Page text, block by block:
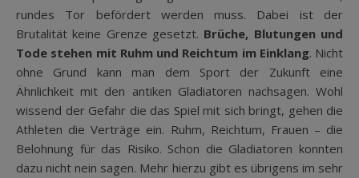
rundes Tor befördert werden muss. Dabei ist der
Brutalität keine Grenze gesetzt. Brüche, Blutungen und
Tode stehen mit Ruhm und Reichtum im Einklang. Nicht
ohne Grund kann man dem Sport der Zukunft eine
Ähnlichkeit mit den antiken Gladiatoren nachsagen. Wohl
wissend der Gefahr die das Spiel mit sich bringt, gehen die
Athleten die Verträge ein. Ruhm, Reichtum, Frauen – die
Belohnung für das Risiko. Schon die Gladiatoren konnten
dazu nicht nein sagen. Mehr hierzu gibt es übrigens im sehr